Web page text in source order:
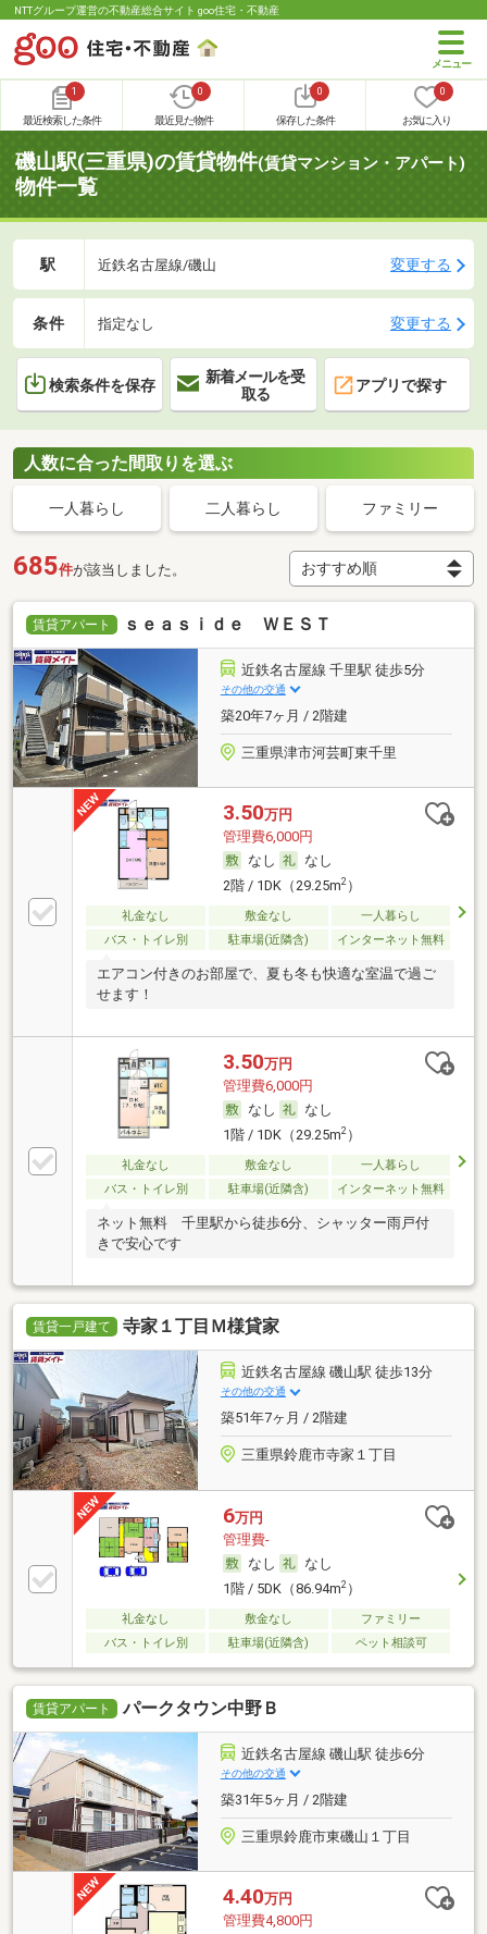
NTTグループ運営の不動産総合サイト goo住宅・不動産
1
最近検索した条件
0
最近見た物件
0
保存した条件
0
お気に入り
磯山駅(三重県)の賃貸物件(賃貸マンション・アパート)
物件一覧
駅 近鉄名古屋線/磯山 変更する
条件 指定なし 変更する
検索条件を保存
新着メールを受
取る
アプリで探す
人数に合った間取りを選ぶ
一人暮らし 二人暮らし ファミリー
685件が該当しました。
賃貸アパート ｓｅａｓｉｄｅ ＷＥＳＴ
近鉄名古屋線 千里駅 徒歩5分
その他の交通
築20年7ヶ月 / 2階建
三重県津市河芸町東千里
3.50万円
管理費6,000円
なし
なし
2階 / 1DK（29.25m2）
礼金なし 敷金なし
一人暮らし
バス・トイレ別
駐車場(近隣含) インターネット無料
エアコン付きのお部屋で、夏も冬も快適な室温で過ご
せます！
3.50万円
管理費6,000円
なし
なし
1階 / 1DK（29.25m2）
礼金なし 敷金なし
一人暮らし
バス・トイレ別
駐車場(近隣含) インターネット無料
ネット無料 千里駅から徒歩6分、シャッター雨戸付
きで安心です
賃貸一戸建て 寺家１丁目Ｍ様貸家
近鉄名古屋線 磯山駅 徒歩13分
その他の交通
築51年7ヶ月 / 2階建
三重県鈴鹿市寺家１丁目
6万円
管理費-
なし
なし
1階 / 5DK（86.94m2）
礼金なし 敷金なし
ファミリー
バス・トイレ別
駐車場(近隣含) ペット相談可
賃貸アパート パークタウン中野Ｂ
近鉄名古屋線 磯山駅 徒歩6分
その他の交通
築31年5ヶ月 / 2階建
三重県鈴鹿市東磯山１丁目
4.40万円
管理費4,800円